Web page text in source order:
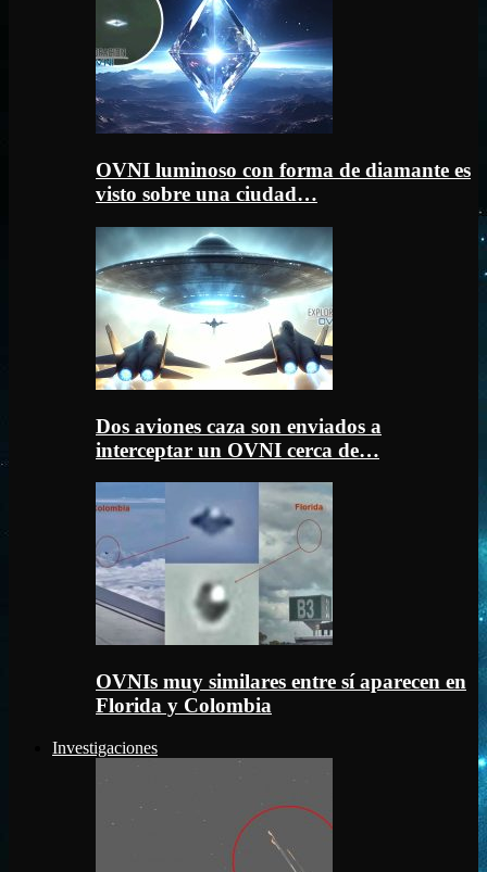
OVNI luminoso con forma de diamante es
visto sobre una ciudad…
Dos aviones caza son enviados a
interceptar un OVNI cerca de…
OVNIs muy similares entre sí aparecen en
Florida y Colombia
Investigaciones